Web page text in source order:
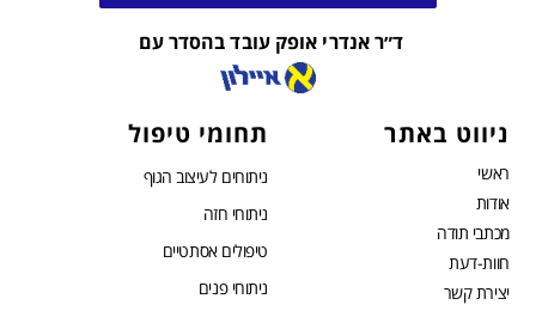
ד״ר אנדרי אופק עובד בהסדר עם
ניווט באתר
ראשי
אודות
מכתבי תודה
חוות-דעת
יצירת קשר
תחומי טיפול
ניתוחים לעיצוב הגוף
ניתוחי חזה
טיפולים אסתטיים
ניתוחי פנים